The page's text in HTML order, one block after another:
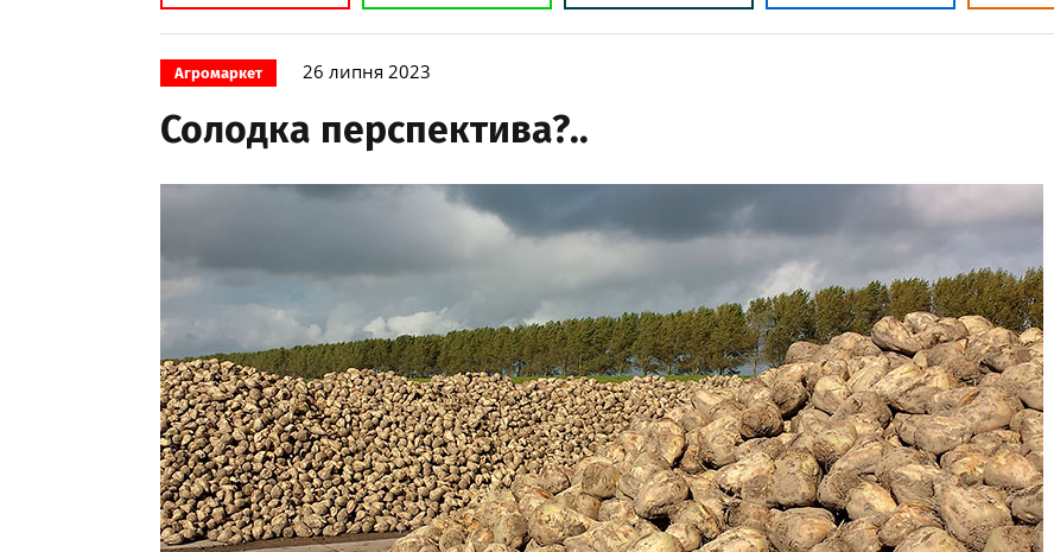
Агромаркет 26 липня 2023
Солодка перспектива?..